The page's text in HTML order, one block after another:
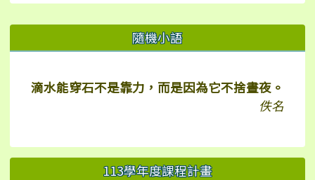
右邊區域內容 隨機小語
滴水能穿石不是靠力，而是因為它不捨晝夜。
佚名
113學年度課程計畫